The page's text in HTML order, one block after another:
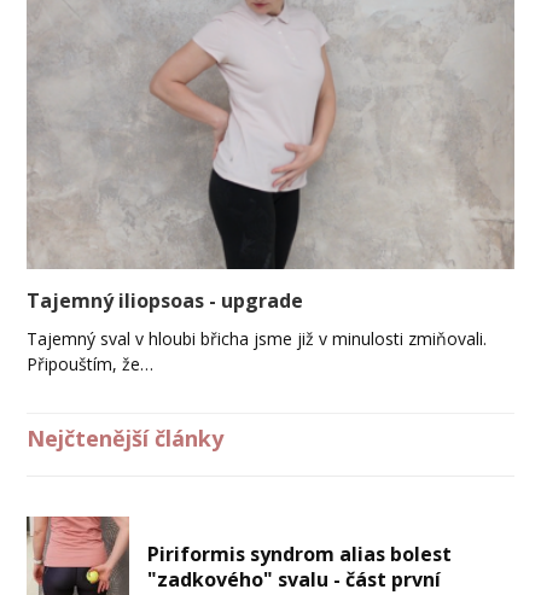
Tajemný iliopsoas - upgrade
Tajemný sval v hloubi břicha jsme již v minulosti zmiňovali.
Připouštím, že…
Nejčtenější články
Piriformis syndrom alias bolest
"zadkového" svalu - část první